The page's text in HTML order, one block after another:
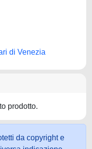
di Venezia
prodotto.
da copyright e